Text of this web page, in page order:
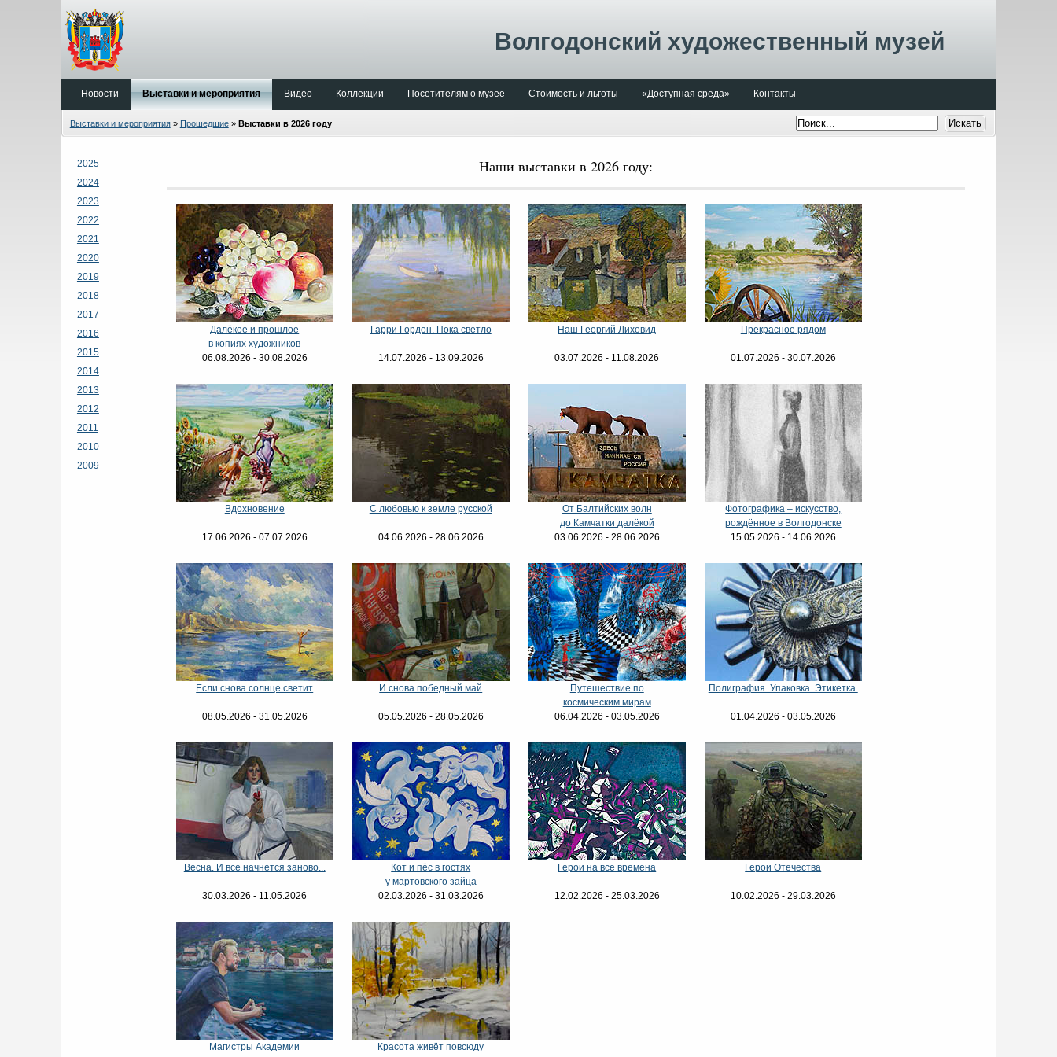
Волгодонский художественный музей
Новости Выставки и мероприятия Видео Коллекции Посетителям о музее Стоимость и льготы «Доступная среда» Контакты
Выставки и мероприятия» Прошедшие» Выставки в 2026 году
2025
2024
2023
2022
2021
2020
2019
2018
2017
2016
2015
2014
2013
2012
2011
2010
2009
Наши выставки в 2026 году:
Далёкое и прошлое
в копиях художников
06.08.2026 - 30.08.2026
Гарри Гордон. Пока светло
14.07.2026 - 13.09.2026
Наш Георгий Лиховид
03.07.2026 - 11.08.2026
Прекрасное рядом
01.07.2026 - 30.07.2026
Вдохновение
17.06.2026 - 07.07.2026
С любовью к земле русской
04.06.2026 - 28.06.2026
От Балтийских волн
до Камчатки далёкой
03.06.2026 - 28.06.2026
Фотографика – искусство,
рождённое в Волгодонске
15.05.2026 - 14.06.2026
Если снова солнце светит
08.05.2026 - 31.05.2026
И снова победный май
05.05.2026 - 28.05.2026
Путешествие по
космическим мирам
06.04.2026 - 03.05.2026
Полиграфия. Упаковка. Этикетка.
01.04.2026 - 03.05.2026
Весна. И все начнется заново...
30.03.2026 - 11.05.2026
Кот и пёс в гостях
у мартовского зайца
02.03.2026 - 31.03.2026
Герои на все времена
12.02.2026 - 25.03.2026
Герои Отечества
10.02.2026 - 29.03.2026
Магистры Академии
Красота живёт повсюду